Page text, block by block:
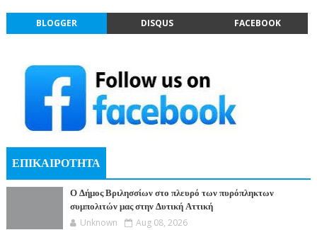
BLOGGER DISQUS FACEBOOK
ΕΠΙΚΑΙΡΟΤΗΤΑ
Ο Δήμος Βριλησσίων στο πλευρό των πυρόπληκτων
συμπολιτών μας στην Δυτική Αττική
Unknown Aug 08, 2026